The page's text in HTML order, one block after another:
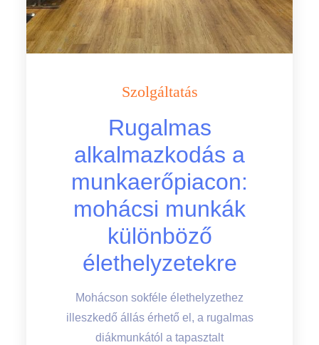
Szolgáltatás
Rugalmas
alkalmazkodás a
munkaerőpiacon:
mohácsi munkák
különböző
élethelyzetekre
Mohácson sokféle élethelyzethez
illeszkedő állás érhető el, a rugalmas
diákmunkától a tapasztalt